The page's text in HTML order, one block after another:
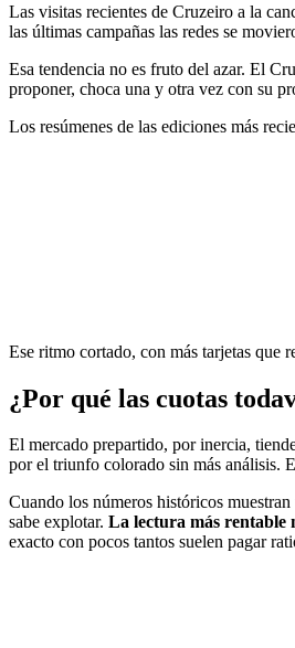
Las visitas recientes de Cruzeiro a la
las últimas campañas las redes se
Esa tendencia no es fruto del azar. El
proponer, choca una y otra vez con su
Los resúmenes de las ediciones más
Ese ritmo cortado, con más tarjetas que
¿Por qué las cuotas
El mercado prepartido, por inercia,
por el triunfo colorado sin más análisis.
Cuando los números históricos
sabe explotar. La lectura más rentable
exacto con pocos tantos suelen pagar